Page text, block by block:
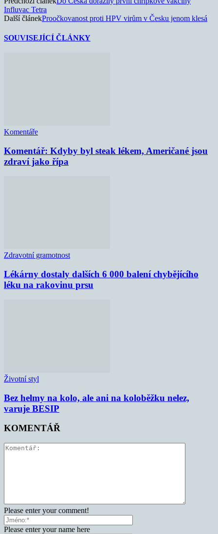
Influvac Tetra
Další článekProočkovanost proti HPV virům v Česku jenom klesá
SOUVISEJÍCÍ ČLÁNKY
Komentáře
Komentář: Kdyby byl steak lékem, Američané jsou
zdraví jako řípa
Zdravotní gramotnost
Lékárny dostaly dalších 6 000 balení chybějícího
léku na rakovinu prsu
Životní styl
Bez helmy na kolo, ale ani na koloběžku nelez,
varuje BESIP
KOMENTÁŘ
Please enter your comment!
Please enter your name here